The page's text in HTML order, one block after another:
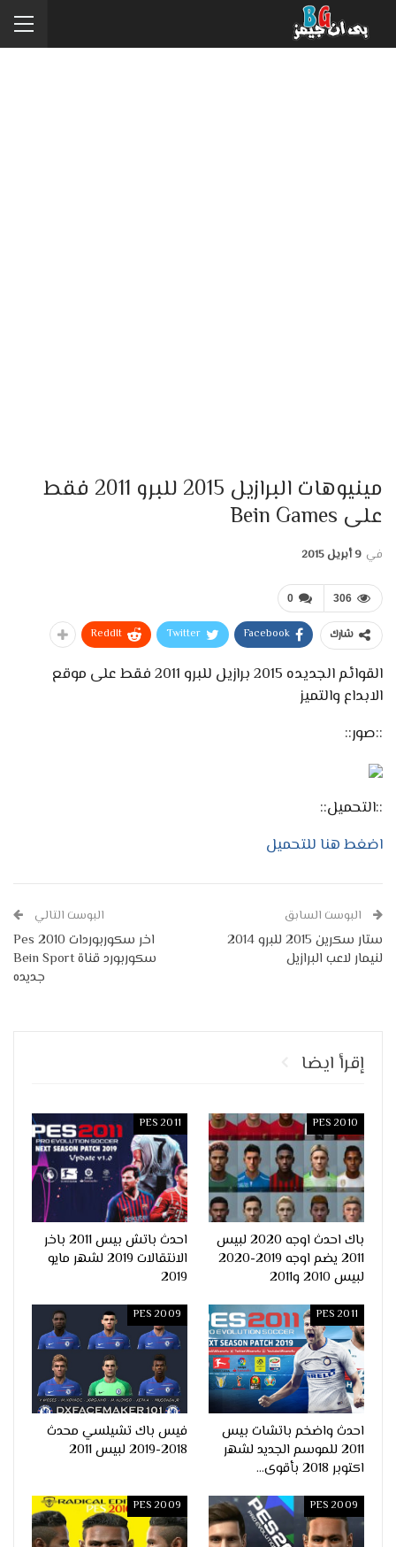
مينيوهات البرازيل 2015 للبرو 2011 فقط
على Bein Games
في 9 أبريل 2015
0 306
شارك Facebook
Twitter
ReddIt
القوائم الجديده 2015 برازيل للبرو 2011 فقط على موقع
الابداع والتميز
::صور::
::التحميل::
اضغط هنا للتحميل
البوست السابق
ستار سكرين 2015 للبرو 2014
لنيمار لاعب البرازيل
البوست التالي
اخر سكوربوردات Pes 2010
سكوربورد قناة Bein Sport
جديده
إقرأ ايضا
PES 2010
باك احدث اوجه 2020 لبيس
2011 يضم اوجه 2019-2020
لبيس 2010 و2011
PES 2011
احدث باتش بيس 2011 باخر
الانتقالات 2019 لشهر مايو
2019
PES 2011
احدث واضخم باتشات بيس
2011 للموسم الجديد لشهر
اكتوبر 2018 بأقوى…
PES 2009
فيس باك تشيلسي محدث
2018-2019 لبيس 2011
PES 2009
PES 2009